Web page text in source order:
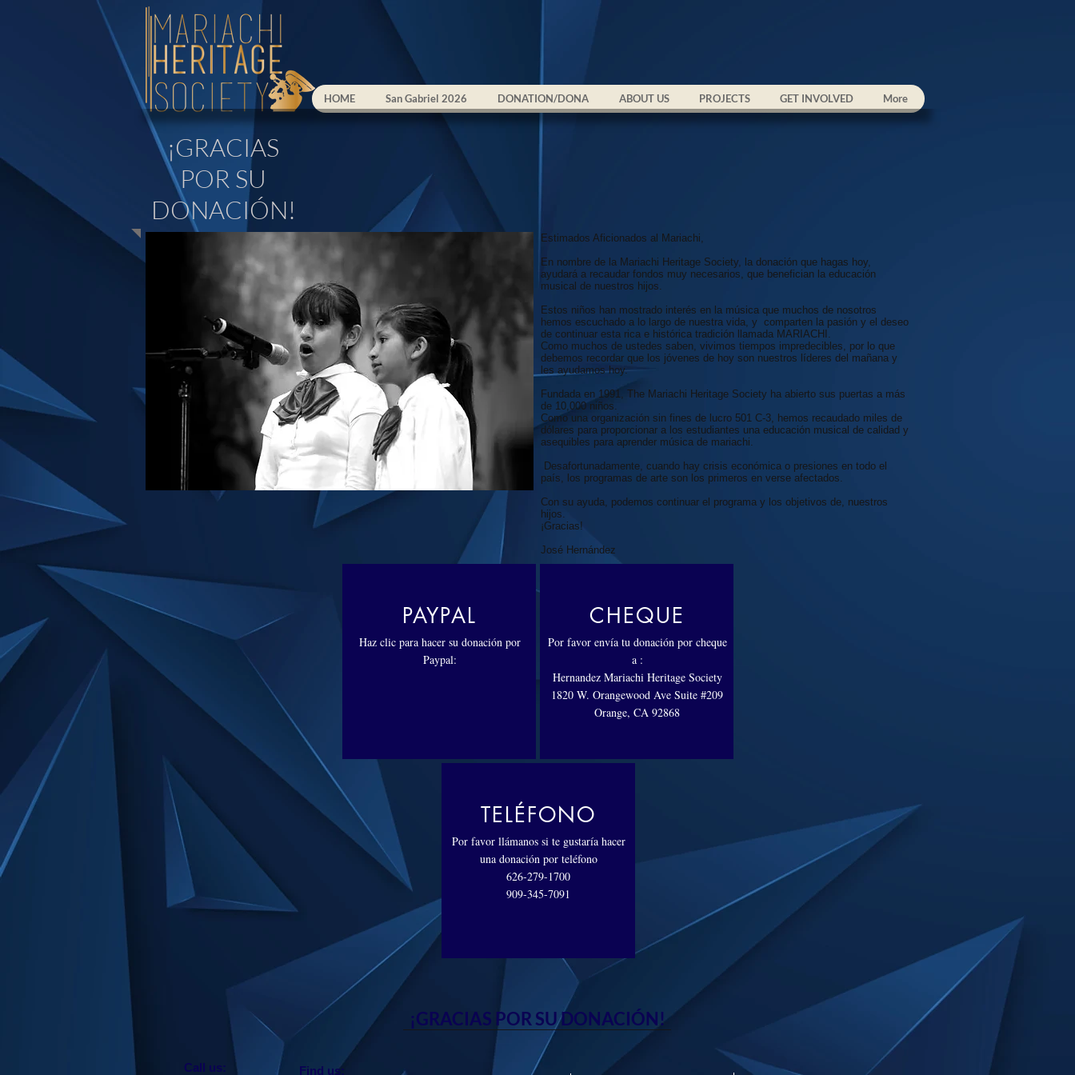
HOME San Gabriel 2026 DONATION/DONA ABOUT US PROJECTS GET INVOLVED More
¡GRACIAS
POR SU
DONACIÓN!
Estimados Aficionados al Mariachi,
En nombre de la Mariachi Heritage Society, la donación que hagas hoy,
ayudará a recaudar fondos muy necesarios, que benefician la educación
musical de nuestros hijos.
Estos niños han mostrado interés en la música que muchos de nosotros
hemos escuchado a lo largo de nuestra vida, y comparten la pasión y el deseo
de continuar esta rica e histórica tradición llamada MARIACHI.
Como muchos de ustedes saben, vivimos tiempos impredecibles, por lo que
debemos recordar que los jóvenes de hoy son nuestros líderes del mañana y
les ayudamos hoy.
Fundada en 1991, The Mariachi Heritage Society ha abierto sus puertas a más
de 10,000 niños.
Como una organización sin fines de lucro 501 C-3, hemos recaudado miles de
dólares para proporcionar a los estudiantes una educación musical de calidad y
asequibles para aprender música de mariachi.
​ Desafortunadamente, cuando hay crisis económica o presiones en todo el
país, los programas de arte son los primeros en verse afectados.
Con su ayuda, podemos continuar el programa y los objetivos de, nuestros
hijos.
¡Gracias!
José Hernández
PAYPAL
Haz clic para hacer su donación por
Paypal:
CHEQUE
Por favor envía tu donación por cheque
a :
Hernandez Mariachi Heritage Society
1820 W. Orangewood Ave Suite #209
Orange, CA 92868
TELÉFONO
Por favor llámanos si te gustaría hacer
una donación por teléfono
626-279-1700
909-345-7091
¡GRACIAS POR SU DONACIÓN!
​​Call us: ​Find us: